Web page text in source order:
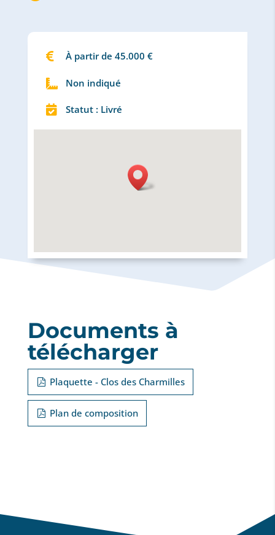
 À partir de 45.000 €
 Non indiqué
 Statut : Livré
Documents à
télécharger
Plaquette - Clos des Charmilles
Plan de composition